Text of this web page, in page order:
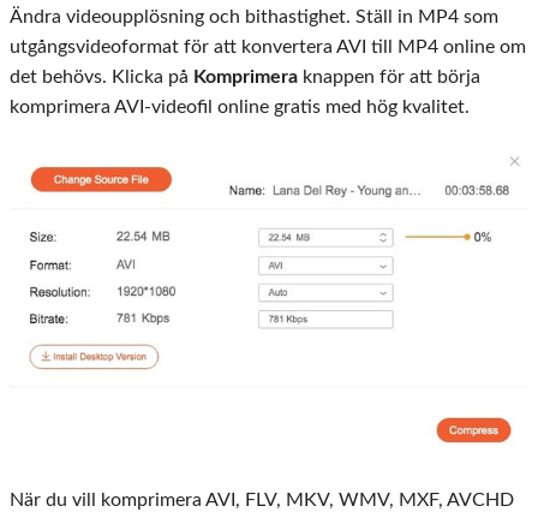
Ändra videoupplösning och bithastighet. Ställ in MP4 som
utgångsvideoformat för att konvertera AVI till MP4 online om
det behövs. Klicka på Komprimera knappen för att börja
komprimera AVI-videofil online gratis med hög kvalitet.
När du vill komprimera AVI, FLV, MKV, WMV, MXF, AVCHD